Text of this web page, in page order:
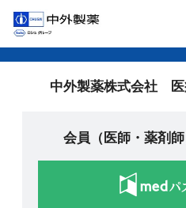
中外製薬株式会社 医
会員（医師・薬剤